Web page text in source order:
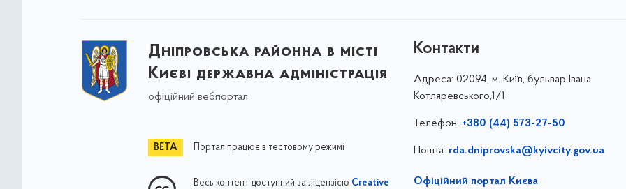
Дніпровська районна в місті
Києві державна адміністрація
офіційний вебпортал
Портал працює в тестовому режимі
Весь контент доступний за ліцензією Creative
Контакти
Адреса: 02094, м. Київ, бульвар Івана
Котляревського,1/1
Телефон: +380 (44) 573-27-50
Пошта: rda.dniprovska@kyivcity.gov.ua
Офіційний портал Києва